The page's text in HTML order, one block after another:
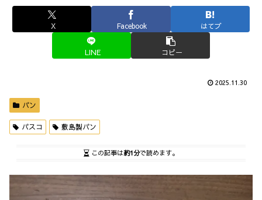
X Facebook はてブ
LINE コピー
2025.11.30
パン
パスコ 敷島製パン
この記事は約1分で読めます。